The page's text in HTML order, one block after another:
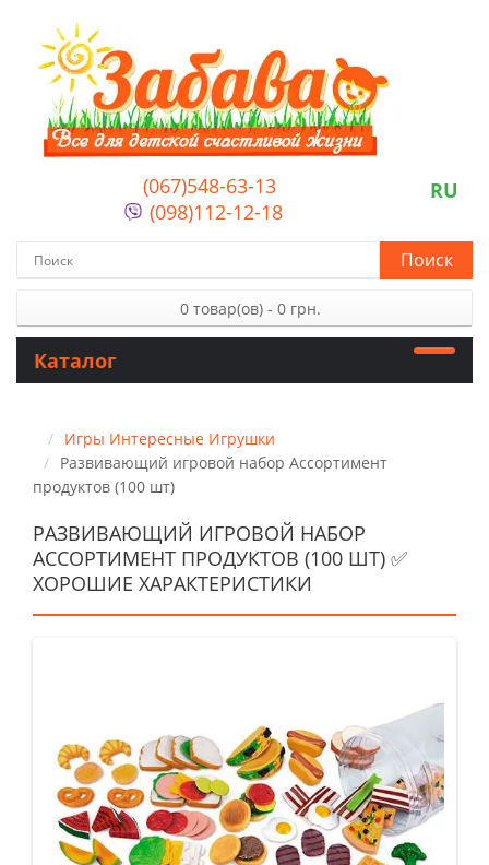
(067)548-63-13
(098)112-12-18
RU
Поиск
0 товар(ов) - 0 грн.
Каталог
Игры Интересные Игрушки
Развивающий игровой набор Ассортимент
продуктов (100 шт)
РАЗВИВАЮЩИЙ ИГРОВОЙ НАБОР
АССОРТИМЕНТ ПРОДУКТОВ (100 ШТ) ✅
ХОРОШИЕ ХАРАКТЕРИСТИКИ